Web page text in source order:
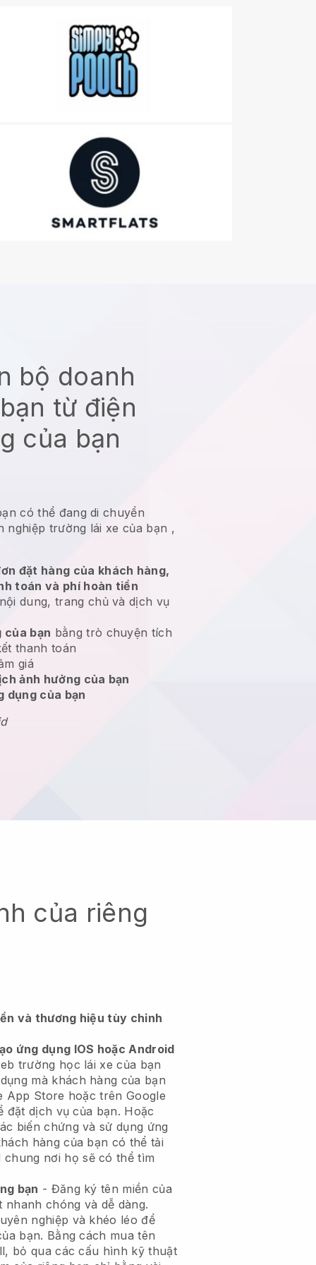
bộ doanh
từ điện
của bạn
có thể đang di chuyển
nghiệp trường lái xe của bạn ,
đặt hàng của khách hàng,
toán và phí hoàn tiền
dung, trang chủ và dịch vụ
của bạn bằng trò chuyện tích
thanh toán
giá
ảnh hưởng của bạn
dụng của bạn
của riêng
và thương hiệu tùy chỉnh
ứng dụng IOS hoặc Android
trường học lái xe của bạn
mà khách hàng của bạn
Store hoặc trên Google
đặt dịch vụ của bạn. Hoặc
biến chứng và sử dụng ứng
hàng của bạn có thể tải
chung nơi họ sẽ có thể tìm
bạn - Đăng ký tên miền của
chóng và dễ dàng.
nghiệp và khéo léo để
bạn. Bằng cách mua tên
bỏ qua các cấu hình kỹ thuật